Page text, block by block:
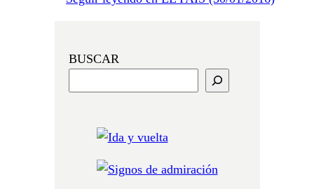
BUSCAR